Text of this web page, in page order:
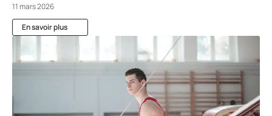
11 mars 2026
En savoir plus